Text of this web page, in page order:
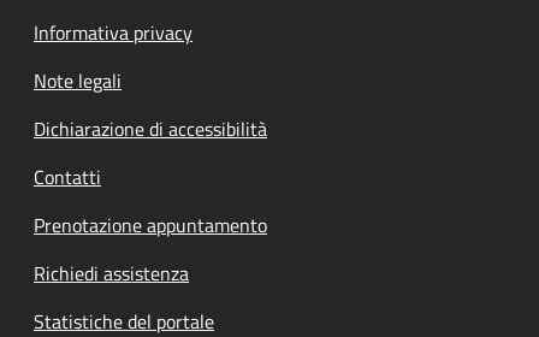
Informativa privacy
Note legali
Dichiarazione di accessibilità
Contatti
Prenotazione appuntamento
Richiedi assistenza
Statistiche del portale